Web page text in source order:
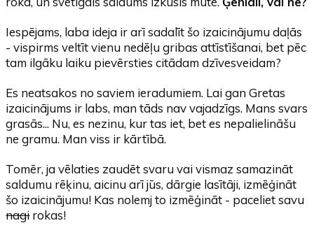
Iespējams, laba ideja ir arī sadalīt šo izaicinājumu daļās
- vispirms veltīt vienu nedēļu gribas attīstīšanai, bet pēc
tam ilgāku laiku pievērsties citādam dzīvesveidam?
Es neatsakos no saviem ieradumiem. Lai gan Gretas
izaicinājums ir labs, man tāds nav vajadzīgs. Mans svars
grasās... Nu, es nezinu, kur tas iet, bet es nepalielināšu
ne gramu. Man viss ir kārtībā.
Tomēr, ja vēlaties zaudēt svaru vai vismaz samazināt
saldumu rēķinu, aicinu arī jūs, dārgie lasītāji, izmēģināt
šo izaicinājumu! Kas nolemj to izmēģināt - paceliet savu
nagirokas!